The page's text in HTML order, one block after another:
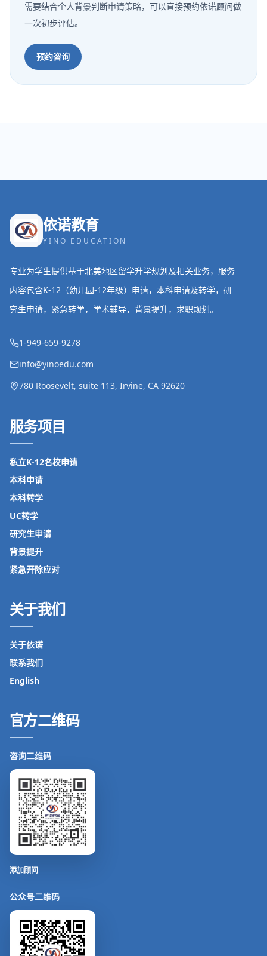
需要结合个人背景判断申请策略，可以直接预约依诺顾问做
一次初步评估。
预约咨询
依诺教育
YINO EDUCATION
专业为学生提供基于北美地区留学升学规划及相关业务，服务
内容包含K-12（幼儿园-12年级）申请，本科申请及转学，研
究生申请，紧急转学，学术辅导，背景提升，求职规划。
1-949-659-9278
info@yinoedu.com
780 Roosevelt, suite 113, Irvine, CA 92620
服务项目
私立K-12名校申请
本科申请
本科转学
UC转学
研究生申请
背景提升
紧急开除应对
关于我们
关于依诺
联系我们
English
官方二维码
咨询二维码
添加顾问
公众号二维码